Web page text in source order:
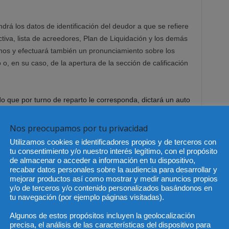
los datos de identificación del deudor a que se refiere
lista de acreedores, Plan de Liquidación y los demás
y efectuará también un pronunciamiento sobre los
en su caso, de la apertura de la sección de calificación
que por turno de reparto le corresponda, dictará un auto
el fracaso de la propuesta de convenio (art. 242. 8a
y a los terceros que puedan interesados.
se pueden relacionar de la siguiente manera:
existencia de poder de la parte y notificar el auto al
concursal con el fin de comparezca en los cinco días
Nos preocupamos por tu privacidad
Utilizamos cookies e identificadores propios y de terceros con
tu consentimiento y/o nuestro interés legítimo, con el propósito
de almacenar o acceder a información en tu dispositivo,
recabar datos personales sobre la audiencia para desarrollar y
mejorar productos así como mostrar y medir anuncios propios
y/o de terceros y/o contenido personalizados basándonos en
tu navegación (por ejemplo páginas visitadas).
Algunos de estos propósitos incluyen la geolocalización
precisa, el análisis de las características del dispositivo para